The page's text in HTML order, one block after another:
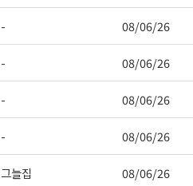
- 08/06/26
- 08/06/26
- 08/06/26
- 08/06/26
그늘집 08/06/26